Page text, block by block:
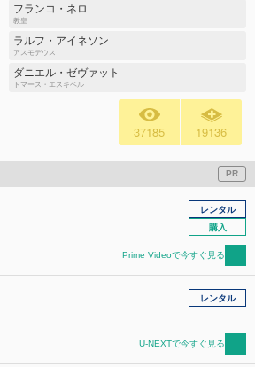
フランコ・ネロ
教皇
ラルフ・アイネソン
アスモデウス
ダニエル・ゼヴァット
トマース・エスキベル
37185 19136
PR
レンタル
購入
Prime Videoで今すぐ見る
レンタル
U-NEXTで今すぐ見る